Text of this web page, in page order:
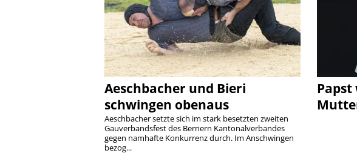
Aeschbacher und Bieri
schwingen obenaus
Aeschbacher setzte sich im stark besetzten zweiten
Gauverbandsfest des Bernern Kantonalverbandes
gegen namhafte Konkurrenz durch. Im Anschwingen
bezog...